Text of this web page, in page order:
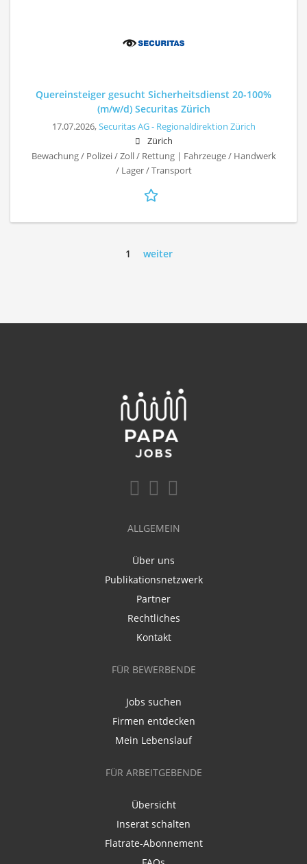
Quereinsteiger gesucht Sicherheitsdienst 20-100%
(m/w/d) Securitas Zürich
17.07.2026,Securitas AG - Regionaldirektion Zürich
Zürich
Bewachung / Polizei / Zoll / Rettung | Fahrzeuge / Handwerk
/ Lager / Transport
1 weiter
ALLGEMEIN
Über uns
Publikationsnetzwerk
Partner
Rechtliches
Kontakt
FÜR BEWERBENDE
Jobs suchen
Firmen entdecken
Mein Lebenslauf
FÜR ARBEITGEBENDE
Übersicht
Inserat schalten
Flatrate-Abonnement